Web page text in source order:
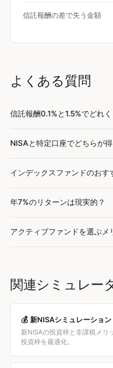
信託報酬の差で失う金額
よくある質問
信託報酬0.1%と1.5%でどれ
0.1%なら約381万円、1.5%
は約89万円です。投資額が
ます。1,000万円投資なら差
NISAと特定口座でどちらが得
場合、運用益は約281万円。
（20.315%）の税金がかかり
ずNISA枠（つみたて投資枠
年）を使い切りましょう。
インデックスファンドのおす
「eMAXIS Slim 全世界株式（
酬0.05775%、「eMAXIS
酬0.09372%です。どちらも
で、つみたてNISA対象です。
年7%のリターンは現実的？
ンフレ調整後で約7%です。
下落もあります。長期投資
す。
アクティブファンドを選ぶメ
測できません。ただし特定の
集中投資したい場合や、新興
場合はアクティブが選択肢
はインデックスで運用するの
関連シミュレー
💰 新NISAシミュレーション
新NISAの投資枠と非課税メリ
投資枠を最適化。